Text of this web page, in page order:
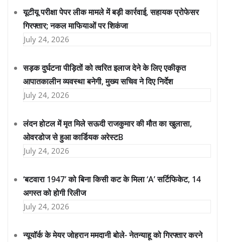
यूटीयू परीक्षा पेपर लीक मामले में बड़ी कार्रवाई, सहायक प्रोफेसर
गिरफ्तार; नकल माफियाओं पर शिकंजा
July 24, 2026
सड़क दुर्घटना पीड़ितों को त्वरित इलाज देने के लिए एकीकृत
आपातकालीन व्यवस्था बनेगी, मुख्य सचिव ने दिए निर्देश
July 24, 2026
लंदन होटल में मृत मिले सऊदी राजकुमार की मौत का खुलासा,
ओवरडोज से हुआ कार्डियक अरेस्टB
July 24, 2026
‘बटवारा 1947’ को बिना किसी कट के मिला ‘A’ सर्टिफिकेट, 14
अगस्त को होगी रिलीज
July 24, 2026
न्यूयॉर्क के मेयर जोहरान ममदानी बोले- नेतन्याहू को गिरफ्तार करने